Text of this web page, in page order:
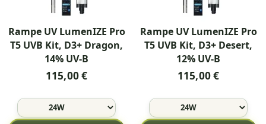
Rampe UV LumenIZE Pro
T5 UVB Kit, D3+ Dragon,
14% UV-B
115,00 €
Rampe UV LumenIZE Pro
T5 UVB Kit, D3+ Desert,
12% UV-B
115,00 €